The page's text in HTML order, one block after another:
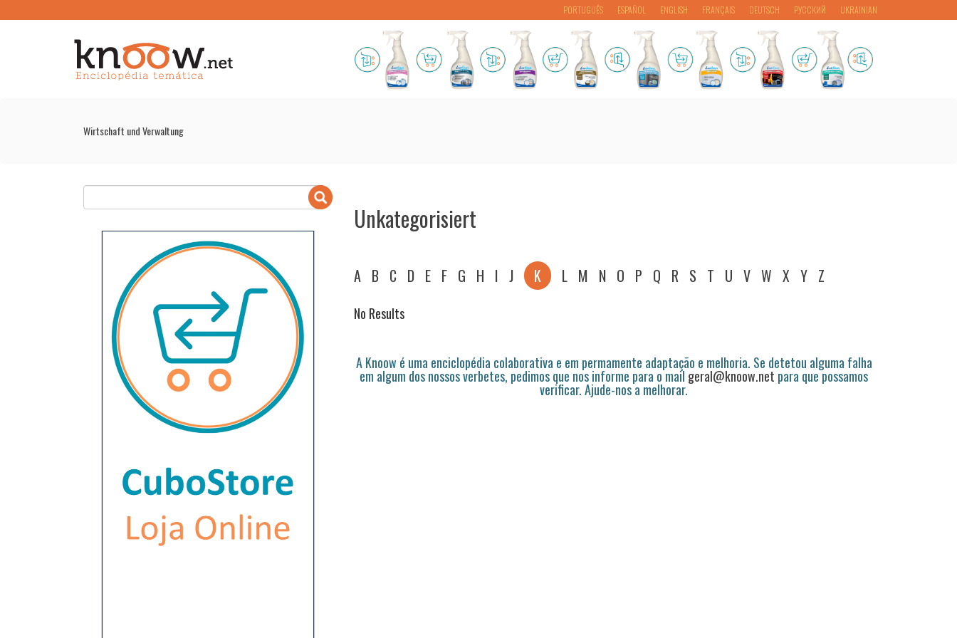
PORTUGUÊS ESPAÑOL ENGLISH FRANÇAIS DEUTSCH РУССКИЙ UKRAINIAN
Wirtschaft und Verwaltung
Unkategorisiert
A B C D E F G H I J K L M N O P Q R S T U V W X Y Z
No Results
A Knoow é uma enciclopédia colaborativa e em permamente adaptação e melhoria. Se detetou alguma falha
em algum dos nossos verbetes, pedimos que nos informe para o mail geral@knoow.net para que possamos
verificar. Ajude-nos a melhorar.